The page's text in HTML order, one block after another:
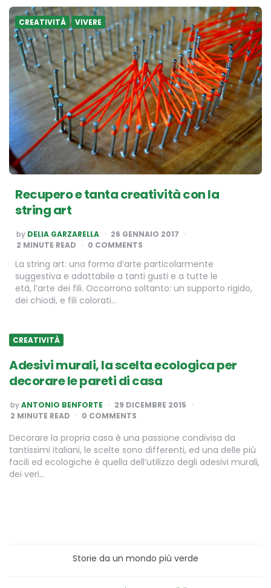
CREATIVITÀ VIVERE
Recupero e tanta creatività con la
string art
POSTED
BY
by DELIA GARZARELLA
26 GENNAIO 2017
2 MINUTE READ 0 COMMENTS
La string art: una forma d’arte particolarmente
suggestiva e adattabile a tanti gusti e a tutte le
età, l’arte dei fili. Occorrono soltanto: un supporto rigido,
dei chiodi, e fili colorati…
CREATIVITÀ
Adesivi murali, la scelta ecologica per
decorare le pareti di casa
POSTED
BY
byANTONIO BENFORTE
29 DICEMBRE 2015
2 MINUTE READ 0 COMMENTS
Decorare la propria casa è una passione condivisa da
tantissimi italiani, le scelte sono differenti, ed una delle più
facili ed ecologiche è quella dell’utilizzo degli adesivi murali,
dei veri…
Storie da un mondo più verde